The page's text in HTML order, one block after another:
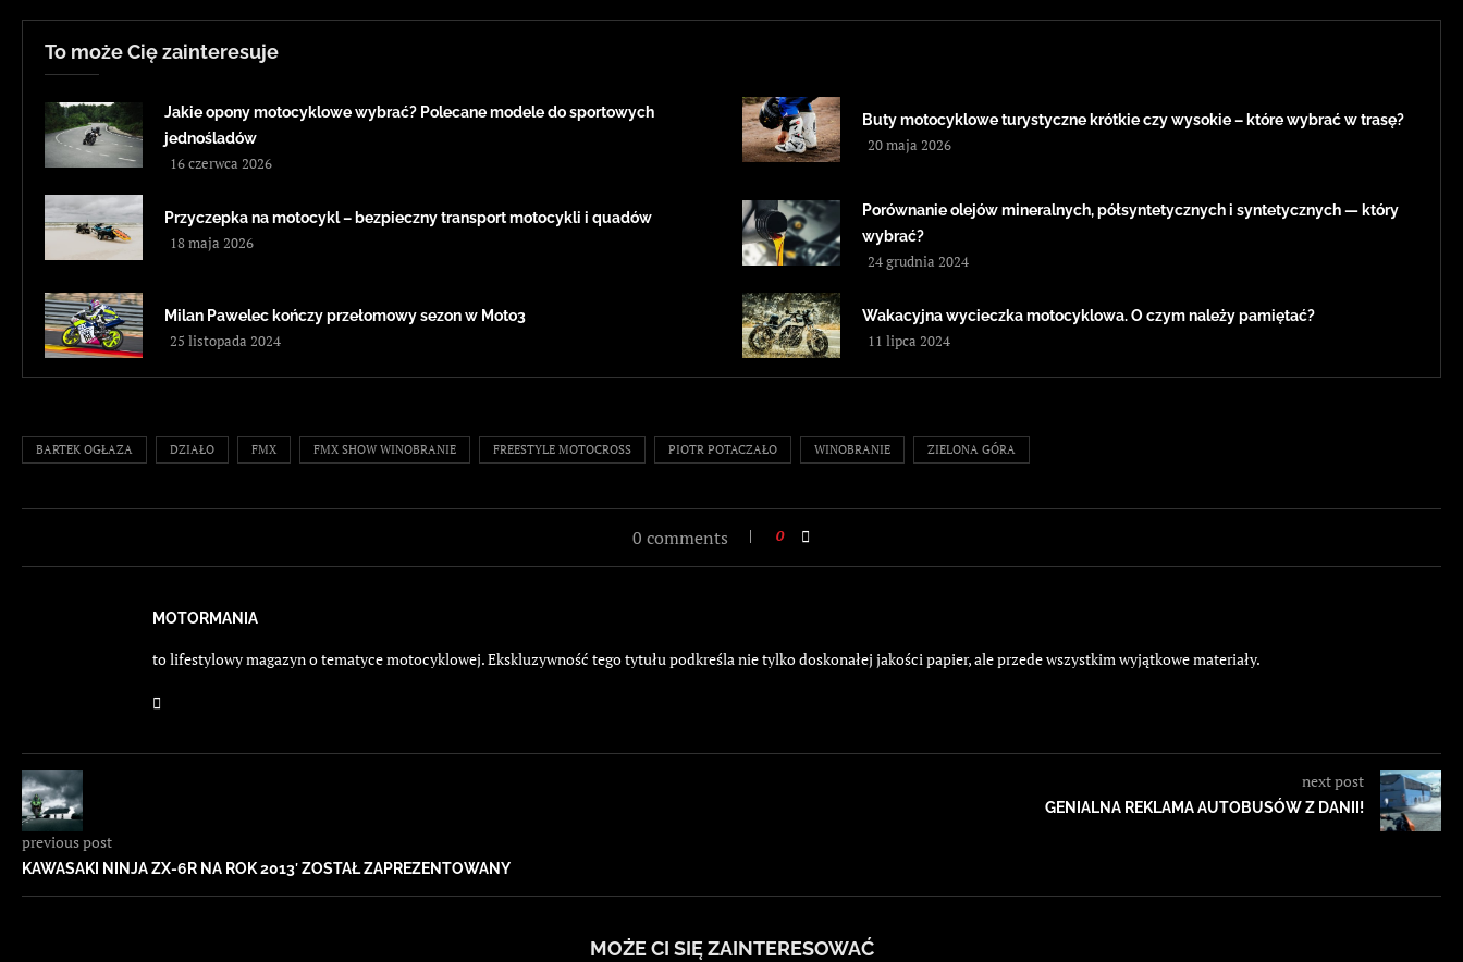
To może Cię zainteresuje
Jakie opony motocyklowe wybrać? Polecane modele do sportowych
jednośladów
16 czerwca 2026
Buty motocyklowe turystyczne krótkie czy wysokie – które wybrać w trasę?
20 maja 2026
Przyczepka na motocykl – bezpieczny transport motocykli i quadów
18 maja 2026
Porównanie olejów mineralnych, półsyntetycznych i syntetycznych — który
wybrać?
24 grudnia 2024
Milan Pawelec kończy przełomowy sezon w Moto3
25 listopada 2024
Wakacyjna wycieczka motocyklowa. O czym należy pamiętać?
11 lipca 2024
BARTEK OGŁAZA DZIAŁO FMX FMX SHOW WINOBRANIE FREESTYLE MOTOCROSS PIOTR POTACZAŁO WINOBRANIE ZIELONA GÓRA
0 comments 0
MOTORMANIA
to lifestylowy magazyn o tematyce motocyklowej. Ekskluzywność tego tytułu podkreśla nie tylko doskonałej jakości papier, ale przede wszystkim wyjątkowe materiały.
previous post
KAWASAKI NINJA ZX-6R NA ROK 2013′ ZOSTAŁ ZAPREZENTOWANY
next post
GENIALNA REKLAMA AUTOBUSÓW Z DANII!
MOŻE CI SIĘ ZAINTERESOWAĆ